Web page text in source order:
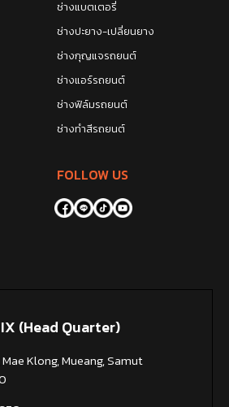
ช่างแบตเตอรี่
ช่างปะยาง-เปลี่ยนยาง
ช่างกุญแจรถยนต์
ช่างแอร์รถยนต์
ช่างฟิล์มรถยนต์
ช่างทำสีรถยนต์
FOLLOW US
(Head Quarter)
Klong, Mueang, Samut